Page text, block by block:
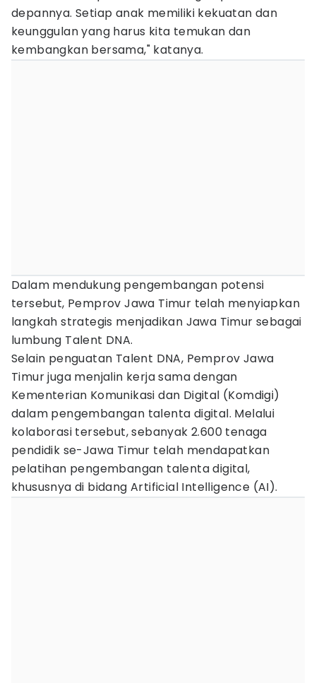
depannya. Setiap anak memiliki kekuatan dan
keunggulan yang harus kita temukan dan
kembangkan bersama," katanya.
Dalam mendukung pengembangan potensi
tersebut, Pemprov Jawa Timur telah menyiapkan
langkah strategis menjadikan Jawa Timur sebagai
lumbung Talent DNA.
Selain penguatan Talent DNA, Pemprov Jawa
Timur juga menjalin kerja sama dengan
Kementerian Komunikasi dan Digital (Komdigi)
dalam pengembangan talenta digital. Melalui
kolaborasi tersebut, sebanyak 2.600 tenaga
pendidik se-Jawa Timur telah mendapatkan
pelatihan pengembangan talenta digital,
khususnya di bidang Artificial Intelligence (AI).